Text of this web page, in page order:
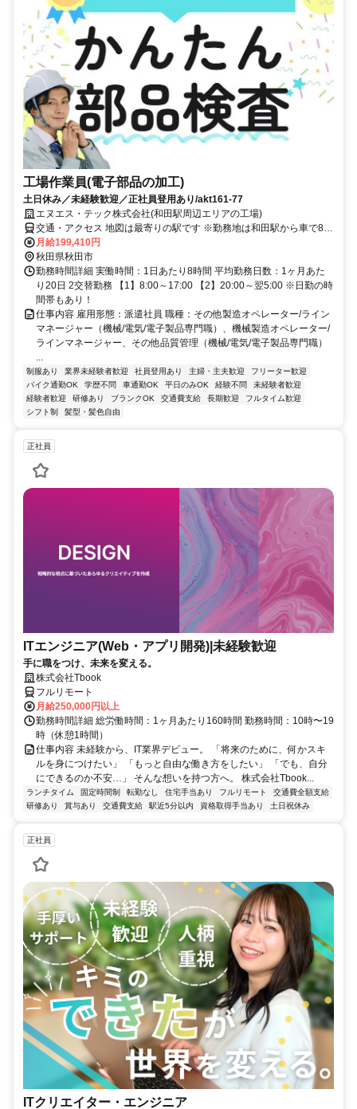
工場作業員(電子部品の加工)
土日休み／未経験歓迎／正社員登用あり/akt161-77
エヌエス・テック株式会社(和田駅周辺エリアの工場)
交通・アクセス 地図は最寄りの駅です ※勤務地は和田駅から車で8分
圏内 ※車通勤OK
月給199,410円
秋田県秋田市
勤務時間詳細 実働時間：1日あたり8時間 平均勤務日数：1ヶ月あた
り20日 2交替勤務 【1】8:00～17:00 【2】20:00～翌5:00 ※日勤の時
間帯もあり！
仕事内容 雇用形態：派遣社員 職種：その他製造オペレーター/ライン
マネージャー（機械/電気/電子製品専門職）、機械製造オペレーター/
ラインマネージャー、その他品質管理（機械/電気/電子製品専門職）
...
制服あり 業界未経験者歓迎 社員登用あり 主婦・主夫歓迎
フリーター歓迎
バイク通勤OK
学歴不問 車通勤OK 平日のみOK 経験不問
未経験者歓迎
経験者歓迎
研修あり ブランクOK 交通費支給 長期歓迎
フルタイム歓迎
シフト制
髪型・髪色自由
正社員
ITエンジニア(Web・アプリ開発)|未経験歓迎
手に職をつけ、未来を変える。
株式会社Tbook
フルリモート
月給250,000円以上
勤務時間詳細 総労働時間：1ヶ月あたり160時間 勤務時間：10時〜19
時（休憩1時間）
仕事内容 未経験から、IT業界デビュー。 「将来のために、何かスキ
ルを身につけたい」 「もっと自由な働き方をしたい」 「でも、自分
にできるのか不安…」 そんな想いを持つ方へ。 株式会社Tbook...
ランチタイム 固定時間制 転勤なし 住宅手当あり フルリモート
交通費全額支給
研修あり
賞与あり 交通費支給 駅近5分以内 資格取得手当あり 土日祝休み
正社員
ITクリエイター・エンジニア